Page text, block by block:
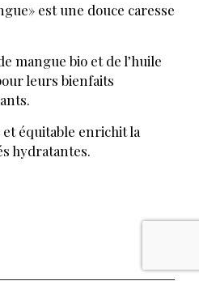
est une douce caresse
mangue bio et de l’huile
leurs bienfaits
équitable enrichit la
hydratantes.